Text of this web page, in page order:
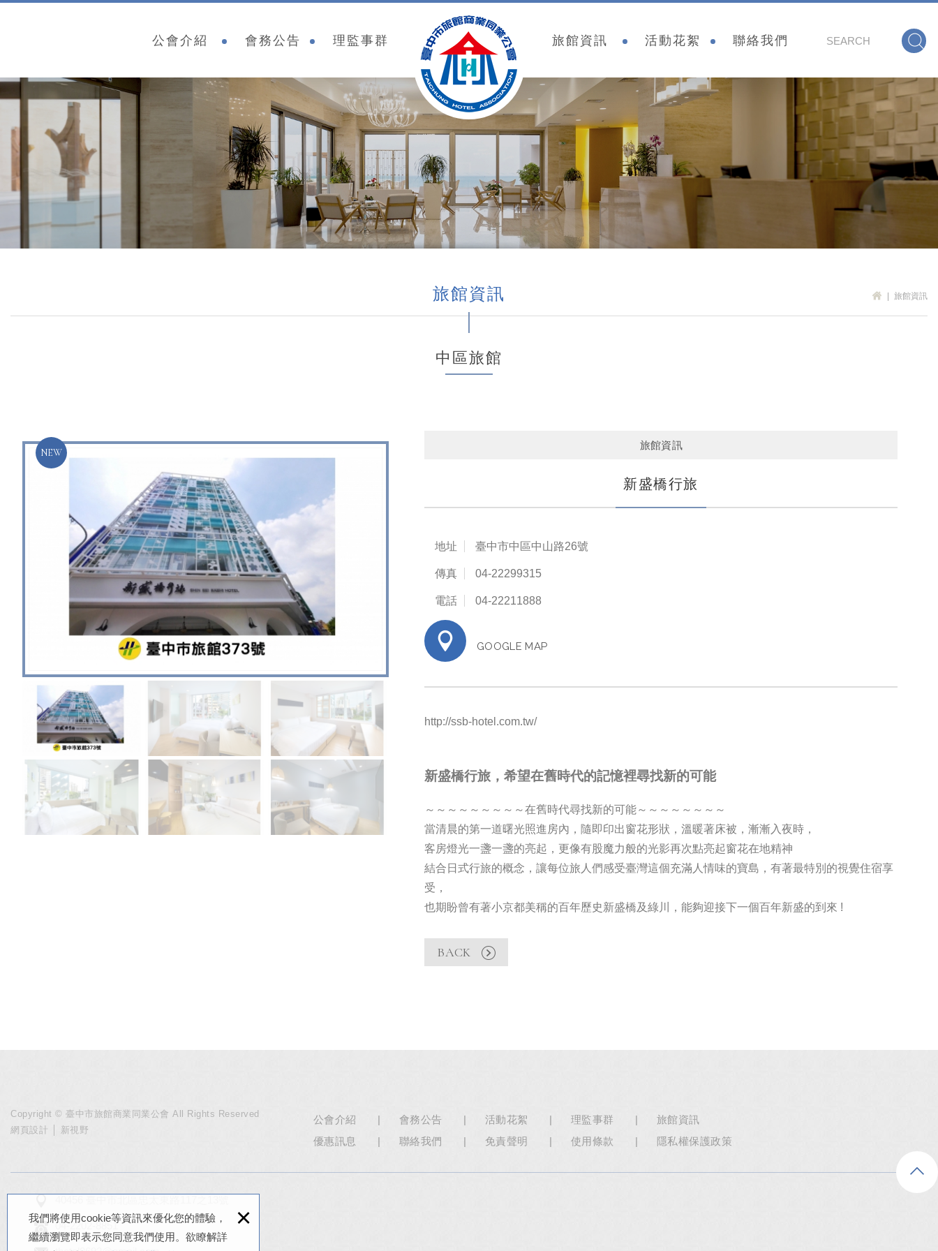
我們將使用cookie等資訊來優化您的體驗，
繼續瀏覽即表示您同意我們使用。欲瞭解詳
×
公會介紹 會務公告 理監事群 旅館資訊 活動花絮 聯絡我們
旅館資訊 旅館資訊
中區旅館
旅館資訊
新盛橋行旅
地址 臺中市中區中山路26號
傳真 04-22299315
電話 04-22211888
GOOGLE MAP
http://ssb-hotel.com.tw/
新盛橋行旅，希望在舊時代的記憶裡尋找新的可能
～～～～～～～～～在舊時代尋找新的可能‪～～～～～～～～
當清晨的第一道曙光照進房內，隨即印出窗花形狀，溫暖著床被，漸漸入夜時，
客房燈光一盞一盞的亮起，更像有股魔力般的光影再次點亮起窗花在地精神
結合日式行旅的概念，讓每位旅人們感受臺灣這個充滿人情味的寶島，有著最特別的視覺住宿享
受，
也期盼曾有著小京都美稱的百年歷史新盛橋及綠川，能夠迎接下一個百年新盛的到來 !
BACK
Copyright © 臺中市旅館商業同業公會 All Rights Reserved
網頁設計
│ 新視野
公會介紹 會務公告 活動花絮 理監事群
旅館資訊
優惠訊息
聯絡我們 免責聲明 使用條款 隱私權保護政策
04-2202-8851